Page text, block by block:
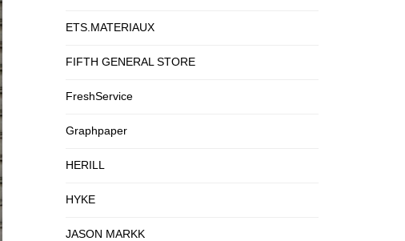
ETS.MATERIAUX
FIFTH GENERAL STORE
FreshService
Graphpaper
HERILL
HYKE
JASON MARKK